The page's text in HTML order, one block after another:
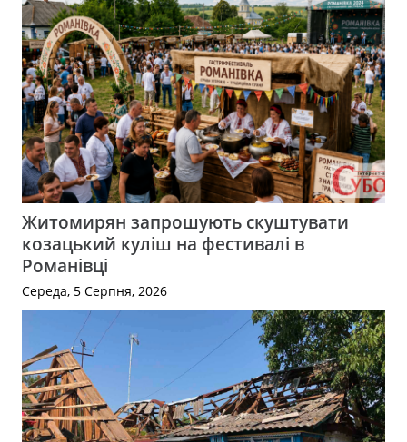
Житомирян запрошують скуштувати
козацький куліш на фестивалі в
Романівці
Середа, 5 Серпня, 2026